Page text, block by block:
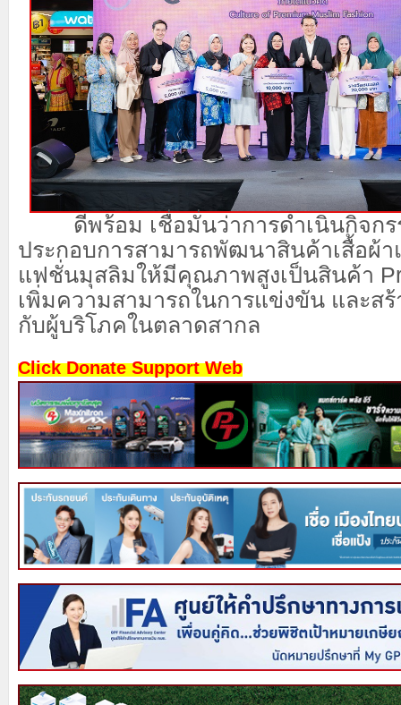
ดีพร้อม เชื่อมั่นว่าการดำเนินกิจกร
ประกอบการสามารถพัฒนาสินค้าเสื้อผ้
แฟชั่นมุสลิมให้มีคุณภาพสูงเป็นสินค้า
เพิ่มความสามารถในการแข่งขัน และส
กับผู้บริโภคในตลาดสากล
Click Donate Support Web